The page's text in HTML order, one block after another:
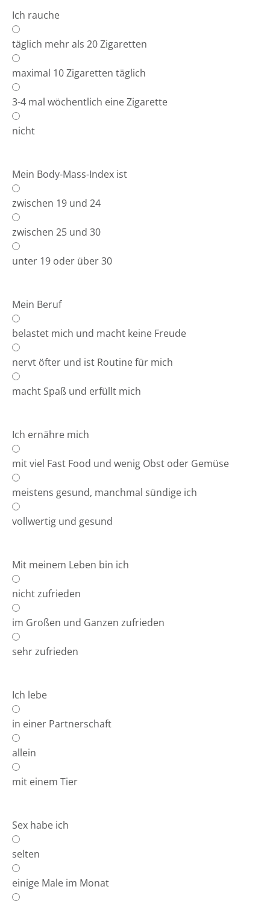
Ich rauche
täglich mehr als 20 Zigaretten
maximal 10 Zigaretten täglich
3-4 mal wöchentlich eine Zigarette
nicht
Mein Body-Mass-Index ist
zwischen 19 und 24
zwischen 25 und 30
unter 19 oder über 30
Mein Beruf
belastet mich und macht keine Freude
nervt öfter und ist Routine für mich
macht Spaß und erfüllt mich
Ich ernähre mich
mit viel Fast Food und wenig Obst oder Gemüse
meistens gesund, manchmal sündige ich
vollwertig und gesund
Mit meinem Leben bin ich
nicht zufrieden
im Großen und Ganzen zufrieden
sehr zufrieden
Ich lebe
in einer Partnerschaft
allein
mit einem Tier
Sex habe ich
selten
einige Male im Monat